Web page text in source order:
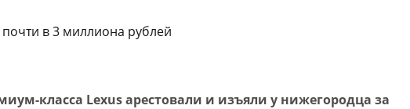
в 3 миллиона рублей
класса Lexus арестовали и изъяли у нижегородца за